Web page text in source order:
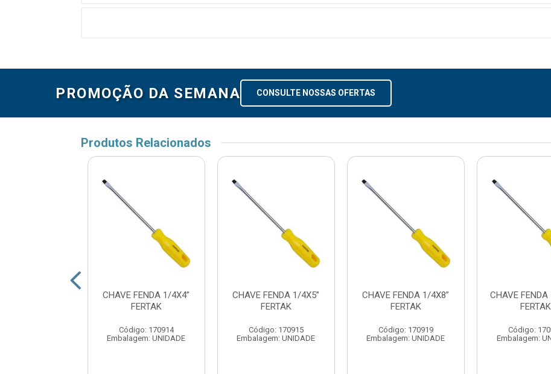
PROMOÇÃO DA SEMANA CONSULTE NOSSAS OFERTAS
Produtos Relacionados
CHAVE FENDA 1/4X4”
FERTAK
Código: 170914
Embalagem: UNIDADE
CHAVE FENDA 1/4X5”
FERTAK
Código: 170915
Embalagem: UNIDADE
CHAVE FENDA 1/4X8”
FERTAK
Código: 170919
Embalagem: UNIDADE
CHAVE FENDA
FERTAK
Código:
Embalagem: